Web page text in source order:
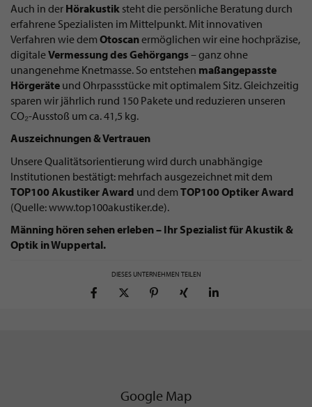
Auch in der Hörakustik steht die persönliche Beratung durch
erfahrene Spezialisten im Mittelpunkt. Mit innovativen
Verfahren wie dem Otoscanermöglichen wir eine hochpräzise,
digitaleVermessung des Gehörgangs– ganz ohne
unangenehme Knetmasse. So entstehen maßangepasste
Hörgeräte und Ohrpassstücke mit optimalem Sitz. Gleichzeitig
sparen wir jährlich rund 150 Pakete und reduzieren unseren
CO₂-Ausstoß um ca. 41,5 kg.
Auszeichnungen & Vertrauen
Unsere Qualitätsorientierung wird durch unabhängige
Institutionen bestätigt: mehrfach ausgezeichnet mit dem
TOP100 Akustiker Award und dem TOP100 Optiker Award
(Quelle:www.top100akustiker.de).
Männing hören sehen erleben – Ihr Spezialist für Akustik &
Optik in Wuppertal.
DIESES UNTERNEHMEN TEILEN
Google Map